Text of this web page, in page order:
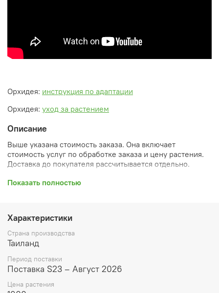
Орхидея: инструкция по адаптации
Орхидея: уход за растением
Описание
Выше указана стоимость заказа. Она включает
стоимость услуг по обработке заказа и цену растения.
Доставка до покупателя рассчитывается отдельно.
После оформления заказа вы получите его
скидки, уточнен способ доставки, сделано
бронирование и т.д.). Затем вам будут высланы
согласованные счета со ссылками на оплату услуг и
растений. При этом предварительный заказ теряет силу.
Внимание: фото в каталоге демонстрирует сорт, а не
растение, которое вы получите. Растения приезжают в
размере, указанном в карточке товара ниже.
Показать полностью
Характеристики
Страна производства
Таиланд
Период поставки
Поставка S23 – Август 2026
Цена растения